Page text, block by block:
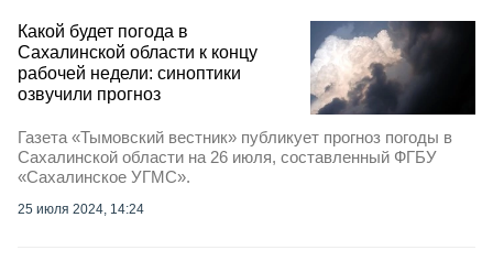
Какой будет погода в
Сахалинской области к концу
рабочей недели: синоптики
озвучили прогноз
Газета «Тымовский вестник» публикует прогноз погоды в
Сахалинской области на 26 июля, составленный ФГБУ
«Сахалинское УГМС».
25 июля 2024, 14:24